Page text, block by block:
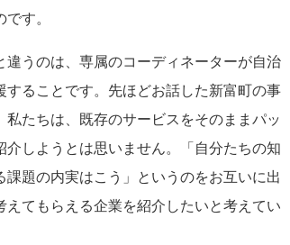
す。
うのは、専属のコーディネーターが自治
ることです。先ほどお話した新富町の事
たちは、既存のサービスをそのままパッ
しようとは思いません。「自分たちの知
題の内実はこう」というのをお互いに出
てもらえる企業を紹介したいと考えてい